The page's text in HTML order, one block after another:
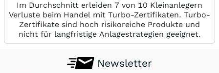
Im Durchschnitt erleiden 7 von 10 Kleinanlegern
Verluste beim Handel mit Turbo-Zertifikaten. Turbo-
Zertifikate sind hoch risikoreiche Produkte und
nicht für langfristige Anlagestrategien geeignet.
Newsletter